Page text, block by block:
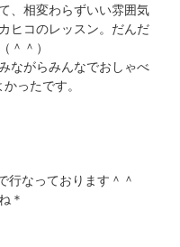
、相変わらずいい雰囲気
ヒコのレッスン。だんだ
＾＾）
ながらみんなでおしゃべ
ったです。
行なっております＾＾
＊